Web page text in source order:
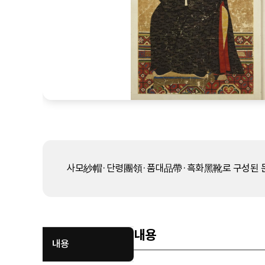
사모紗帽·단령團領·품대品帶·흑화黑靴로 구성된
내용
내용